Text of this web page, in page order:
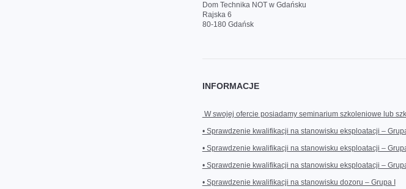
Dom Technika NOT w Gdańsku
Rajska 6
80-180 Gdańsk
INFORMACJE
W swojej ofercie posiadamy seminarium szkoleniowe lub
• Sprawdzenie kwalifikacji na stanowisku eksploatacji – Grupa
• Sprawdzenie kwalifikacji na stanowisku eksploatacji – Grupa
• Sprawdzenie kwalifikacji na stanowisku eksploatacji – Grupa
• Sprawdzenie kwalifikacji na stanowisku dozoru – Grupa I